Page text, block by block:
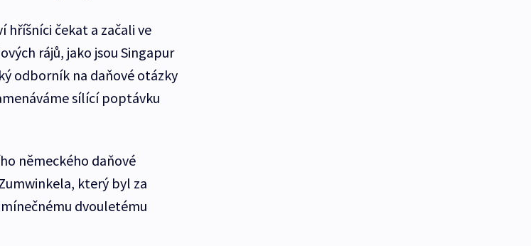
hříšníci čekat a začali ve
rájů, jako jsou Singapur
odborník na daňové otázky
sílící poptávku
německého daňové
který byl za
dvouletému